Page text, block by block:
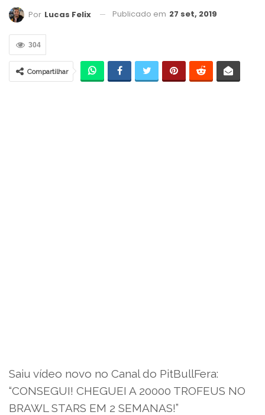
Por Lucas Felix Publicado em 27 set, 2019
304
Compartilhar
Saiu vídeo novo no Canal do PitBullFera:
“CONSEGUI! CHEGUEI A 20000 TROFEUS NO
BRAWL STARS EM 2 SEMANAS!”